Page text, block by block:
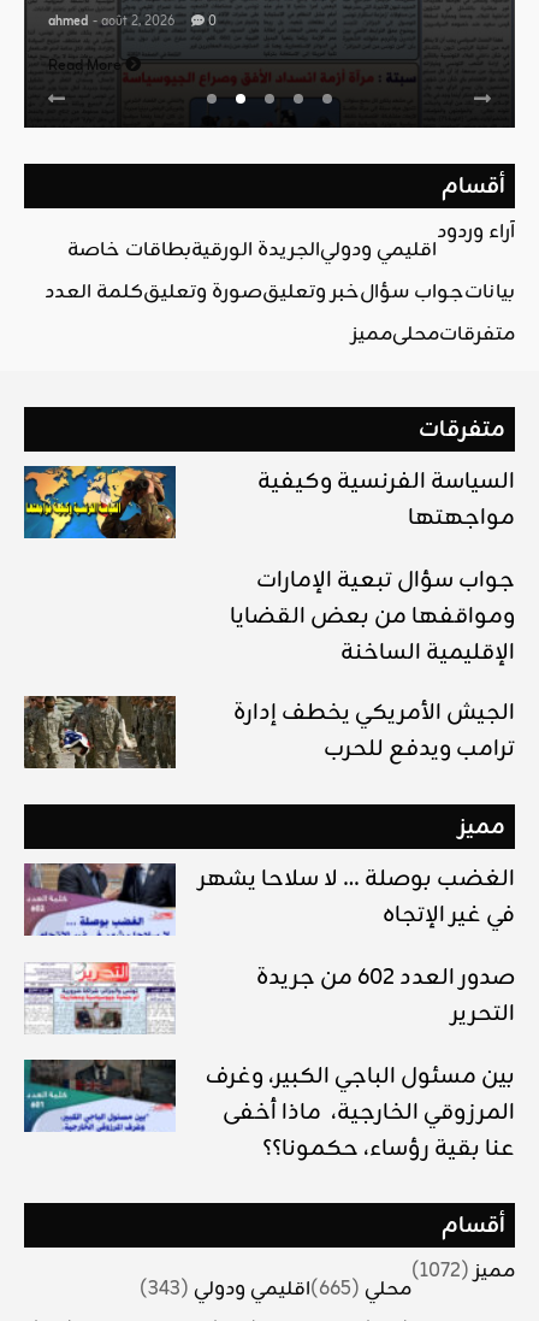
ahmed - août 2, 2026 0
Read More
أقسام
آراء وردود
اقليمي ودوليالجريدة الورقيةبطاقات خاصة
بياناتجواب سؤالخبر وتعليقصورة وتعليقكلمة العدد
متفرقاتمحليمميز
متفرقات
السياسة الفرنسية وكيفية
مواجهتها
ومواقفها من بعض القضايا
الإقليمية الساخنة
الجيش الأمريكي يخطف إدارة
ترامب ويدفع للحرب
مميز
الغضب بوصلة … لا سلاحا يشهر
في غير الإتجاه
صدور العدد 602 من جريدة
التحرير
بين مسئول الباجي الكبير، وغرف
المرزوقي الخارجية، ماذا أخفى
عنا بقية رؤساء، حكمونا؟؟
أقسام
مميز(1072)
محلي (665) اقليمي ودولي (343)